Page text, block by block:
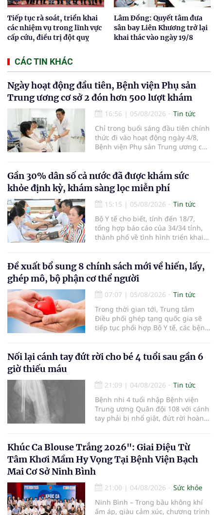
Tiếp tục rà soát, triển khai
các nhiệm vụ trong lĩnh vực
cấp cứu, điều trị đột quỵ
Lâm Đồng: Quyết tâm đưa
sân bay Liên Khương trở lại
khai thác vào ngày 19/8
CÁC TIN KHÁC
Ngày hoạt động đầu tiên, Bệnh viện Phụ sản
Trung ương cơ sở 2 đón hơn 500 lượt khám
16:56 | 05/08/2026
Tin tức
Chỉ trong buổi sáng đầu tiên chính
thức đi vào hoạt động ngày 4/8,
Bệnh viện Phụ sản Trung ương cơ
em bé đầu tiên chào đời.
Gần 30% dân số cả nước đã được khám sức
khỏe định kỳ, khám sàng lọc miễn phí
15:15 | 05/08/2026
Tin tức
Bộ Y tế cho biết, tính đến 18/7,
tổng hợp báo cáo của 34/34 tỉnh,
thành phố về tình hình triển khai
nhận 32.286.360 người, chiếm gần
30% dân số cả nước đã được khám
sức khỏe định kỳ năm nay.
Đề xuất bổ sung 8 chính sách mới về hiến, lấy,
ghép mô, bộ phận cơ thể người
07:07 | 05/08/2026
Tin tức
Trong thời gian tới, Trung tâm
Điều phối ghép tạng quốc gia sẽ
tiếp tục phối hợp Bộ Y tế, các bệnh
cường truyền thông, hoàn thiện
quy trình chuyên môn và hệ thống
hiến và ghép mô tạng.
Nối lại cánh tay đứt rời cho bé 4 tuổi sau gần 6
giờ thiếu máu
21:09 | 04/08/2026
Tin tức
Bệnh nhi 4 tuổi nhập Bệnh viện
Trung ương Quân đội 108 với cánh
tay phải bị nhổ giật, đứt rời hoàn
thương nặng và thời gian thiếu
máu kéo dài, các bác sĩ đã tái lập
tuần hoàn thành công sau ca vi
phẫu kéo dài 3 giờ.
Khúc Ca Blouse Trắng 2026": Giai Điệu Từ
Tâm Khơi Mầm Hy Vọng Tại Bệnh Viện Bạch
Mai Cơ Sở Ninh Bình
21:00 | 04/08/2026
Sức khỏe
Ninh Bình – Trong bầu không khí
ấm áp, giàu cảm xúc, chương trình